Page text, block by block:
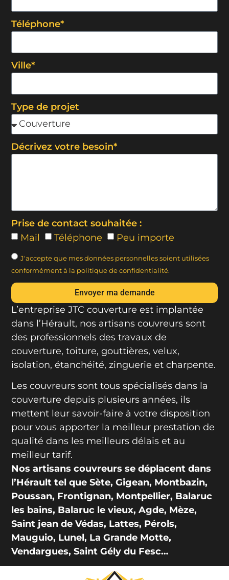
Téléphone*
Ville*
Type de projet
Décrivez votre besoin*
Prise de contact souhaitée :
Mail
Téléphone Peu importe
J'accepte que mes données personnelles soient utilisées
conformément à la politique de confidentialité.
Envoyer ma demande
L’entreprise JTC couverture est implantée
dans l’Hérault, nos artisans couvreurs sont
des professionnels des travaux de
couverture, toiture, gouttières, velux,
isolation, étanchéité, zinguerie et charpente.
Les couvreurs sont tous spécialisés dans la
couverture depuis plusieurs années, ils
mettent leur savoir-faire à votre disposition
pour vous apporter la meilleur prestation de
qualité dans les meilleurs délais et au
meilleur tarif.
Nos artisans couvreurs se déplacent dans
l’Hérault tel que Sète, Gigean, Montbazin,
Poussan, Frontignan, Montpellier, Balaruc
les bains, Balaruc le vieux, Agde, Mèze,
Saint jean de Védas, Lattes, Pérols,
Mauguio, Lunel, La Grande Motte,
Vendargues, Saint Gély du Fesc…